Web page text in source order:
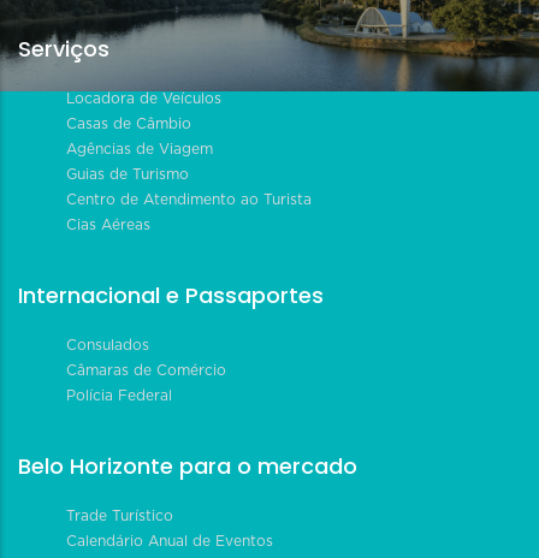
Serviços
Locadora de Veículos
Casas de Câmbio
Agências de Viagem
Guias de Turismo
Centro de Atendimento ao Turista
Cias Aéreas
Internacional e Passaportes
Consulados
Câmaras de Comércio
Polícia Federal
Belo Horizonte para o mercado
Trade Turístico
Calendário Anual de Eventos